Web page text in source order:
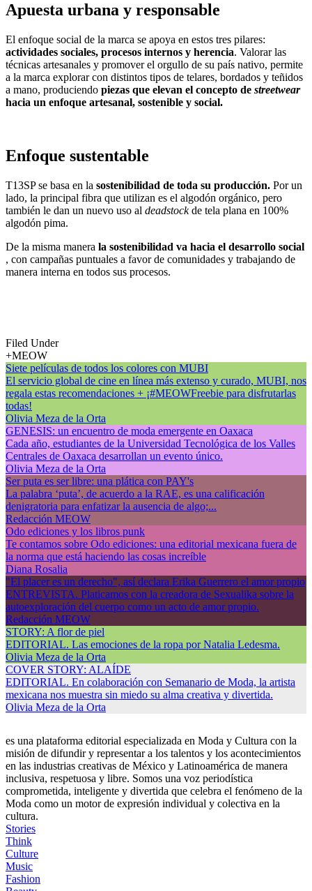
Apuesta urbana y responsable
El enfoque social de la marca se apoya en estos tres pilares: ​
actividades sociales, procesos internos y herencia​. Valorar las
técnicas artesanales y promover el orgullo de su país nativo, permite
a la marca explorar con distintos tipos de telares, bordados y teñidos
a mano, produciendo ​ piezas que elevan el concepto de streetwear
hacia un enfoque artesanal, sostenible y social.
Enfoque sustentable
T13SP se basa en la ​ sostenibilidad de toda su producción. Por un
lado, la principal fibra que utilizan es el algodón orgánico, pero
también le dan un nuevo uso al ​ deadstockde tela plana en 100%
algodón pima.
De la misma manera ​ la sostenibilidad va hacia el desarrollo social
, con campañas puntuales a favor de comunidades y trabajando de
manera interna en todos sus procesos.
Filed Under
+MEOW
Siete películas de todos los colores con MUBI
El servicio global de cine en línea más extenso y curado, MUBI, nos
regala estas recomendaciones + ¡#MEOWFreebie para disfrutarlas
todas!
Olivia Meza de la Orta
GENESIS: un encuentro de moda emergente en Oaxaca
Cada año, estudiantes de la Universidad Tecnológica de los Valles
Centrales de Oaxaca desarrollan un evento único.
Olivia Meza de la Orta
Ser puta es ser libre: una plática con PAY's
La palabra ‘puta’, de acuerdo a la RAE, es una calificación
denigratoria para enfatizar la ausencia de algo;...
Redacción MEOW
Odo ediciones y los libros punk
Te contamos sobre Odo ediciones: una editorial mexicana fuera de
la norma que está haciendo las cosas increíble
Diana Rosalia
"El placer es un derecho", así declara Erika Guerrero el amor propio
ENTREVISTA. Platicamos con la creadora de Sexualika sobre la
autoexploración del cuerpo como un acto de amor propio.
Redacción MEOW
STORY: A flor de piel
EDITORIAL. Las emociones de la ropa por Natalia Ledesma.
Olivia Meza de la Orta
COVER STORY: ALAÍDE
EDITORIAL. En colaboración con Semanario de Moda, la artista
mexicana nos muestra sin miedo su alma creativa y divertida.
Olivia Meza de la Orta
es una plataforma editorial especializada en Moda y Cultura con la
misión de difundir y representar a los talentos y los acontecimientos
en las industrias creativas de México y Latinoamérica de manera
inclusiva, respetuosa y libre. Somos una voz periodística
comprometida, inteligente y divertida que celebra el fenómeno de la
Moda como un motor de expresión individual y colectiva en la
cultura.
Stories
Think
Culture
Music
Fashion